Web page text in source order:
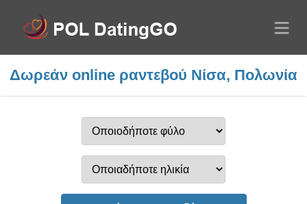
Δωρεάν online ραντεβού Νίσα, Πολωνία